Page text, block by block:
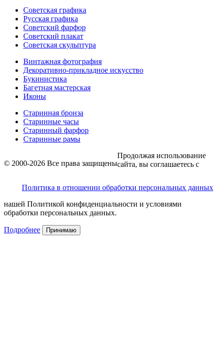
Советская графика
Русская графика
Советский фарфор
Советский плакат
Советская скульптура
Винтажная фотография
Декоративно-прикладное искусство
Букинистика
Багетная мастерская
Иконы
Старинная бронза
Старинные часы
Старинный фарфор
Старинные рамы
© 2000-2026 Все права защищены
Политика в отношении обработки персональных данных
Продолжая использование
сайта, вы соглашаетесь с
нашей Политикой конфиденциальности и условиями
обработки персональных данных.
Подробнее Принимаю